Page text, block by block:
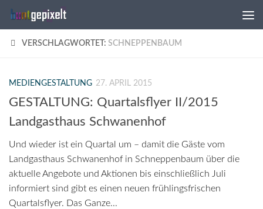
Zum Inhalt springen
VERSCHLAGWORTET: SCHNEPPENBAUM
MEDIENGESTALTUNG 27. APRIL 2015
GESTALTUNG: Quartalsflyer II/2015
Landgasthaus Schwanenhof
Und wieder ist ein Quartal um – damit die Gäste vom
Landgasthaus Schwanenhof in Schneppenbaum über die
aktuelle Angebote und Aktionen bis einschließlich Juli
informiert sind gibt es einen neuen frühlingsfrischen
Quartalsflyer. Das Ganze...